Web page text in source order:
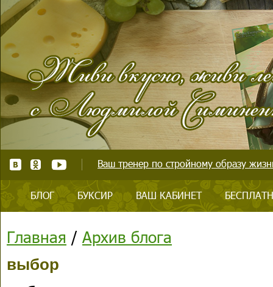
Ваш тренер по стройному образу
БЛОГ БУКСИР ВАШ КАБИНЕТ
Главная / Архив блога
выбор